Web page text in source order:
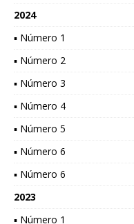
2024
▪ Número 1
▪ Número 2
▪ Número 3
▪ Número 4
▪ Número 5
▪ Número 6
▪ Número 6
2023
▪ Número 1